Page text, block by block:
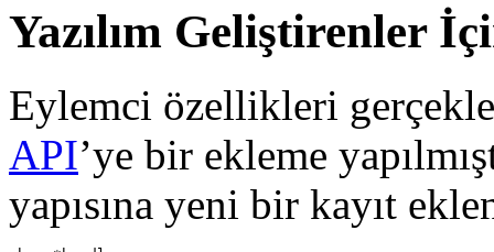
Yazılım Geliştirenler
Eylemci özellikleri
API’ye bir ekleme
yapısına yeni bir kayıt